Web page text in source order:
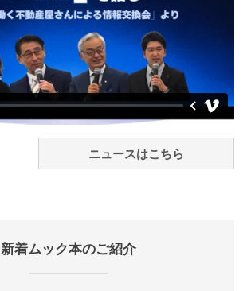
ニュースはこちら
新着ムック本のご紹介